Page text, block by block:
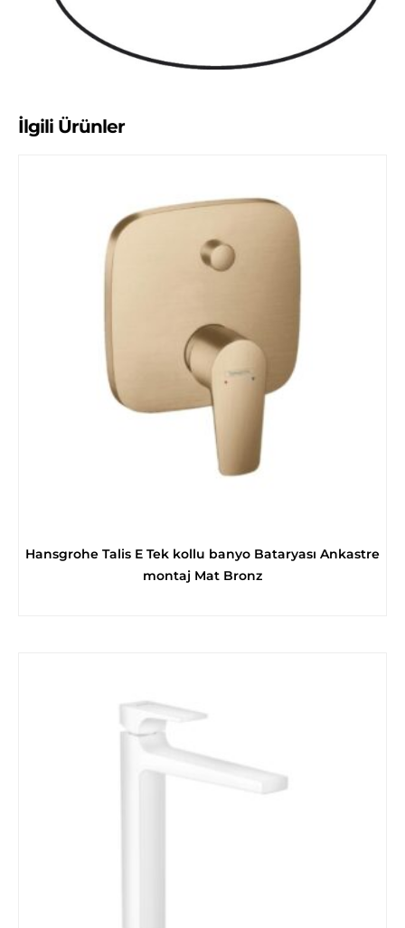
İlgili Ürünler
Hansgrohe Talis E Tek kollu banyo Bataryası Ankastre
montaj Mat Bronz